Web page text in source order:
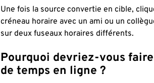
Une fois la source convertie en cible,
créneau horaire avec un ami ou un
sur deux fuseaux horaires différents.
Pourquoi devriez-vous
de temps en ligne ?